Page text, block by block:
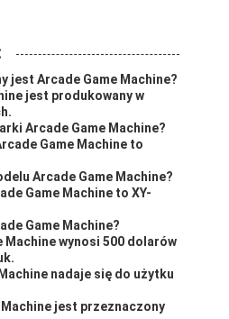
jest Arcade Game Machine?
jest produkowany w
Arcade Game Machine?
Game Machine to
Arcade Game Machine?
Game Machine to XY-
Game Machine?
Machine wynosi 500 dolarów
nadaje się do użytku
Machine jest przeznaczony